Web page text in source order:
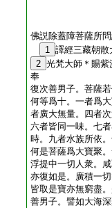
佛説除蓋障菩薩所
1 譯經三藏朝散
2 光梵大師＊賜紫
奉
復次善男子。菩薩
何等爲十。一者爲
者廣大無量。四者
六者皆同一味。七
時。九者水族所依
何是菩薩爲大寶聚
浮提中一切人衆。
亦復如是。廣積一
皆取是寶亦無窮盡
善男子。譬如大海